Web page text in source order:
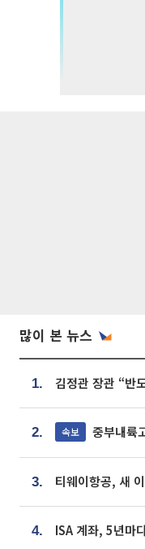
많이 본 뉴스
1.
2. 속보 중부내륙
3.
4. ISA 계좌, 5년마